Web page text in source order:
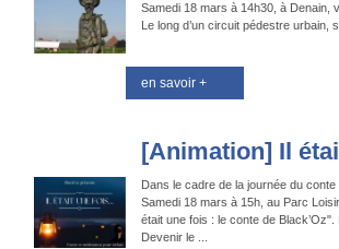
Samedi 18 mars à 14h30, à Denain,
Le long d’un circuit pédestre
en savoir +
[Animation] Il
Dans le cadre de la journée du conte
Samedi 18 mars à 15h, au Parc
était une fois : le conte de Black’Oz".
Devenir le ...